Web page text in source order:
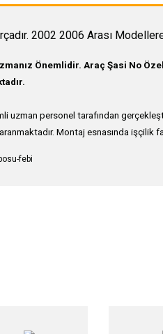
2002 2006 Arası
Önemlidir. Araç Şasi No
uzman personel tarafından
Montaj esnasında işçilik
kullanarak tarafımıza iletebilirsiniz.